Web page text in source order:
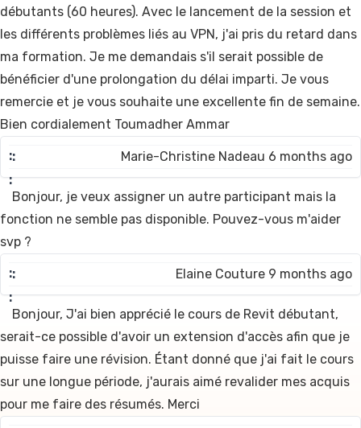
débutants (60 heures). Avec le lancement de la session et
les différents problèmes liés au VPN, j'ai pris du retard dans
ma formation. Je me demandais s'il serait possible de
bénéficier d'une prolongation du délai imparti. Je vous
remercie et je vous souhaite une excellente fin de semaine.
Bien cordialement Toumadher Ammar
Marie-Christine Nadeau 6 months ago
Bonjour, je veux assigner un autre participant mais la
fonction ne semble pas disponible. Pouvez-vous m'aider
svp ?
Elaine Couture 9 months ago
Bonjour, J'ai bien apprécié le cours de Revit débutant,
serait-ce possible d'avoir un extension d'accès afin que je
puisse faire une révision. Étant donné que j'ai fait le cours
sur une longue période, j'aurais aimé revalider mes acquis
pour me faire des résumés. Merci